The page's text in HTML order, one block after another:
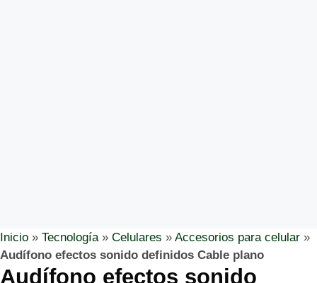
Inicio » Tecnología» Celulares » Accesorios para celular »
Audífono efectos sonido definidos Cable plano
Audífono efectos sonido